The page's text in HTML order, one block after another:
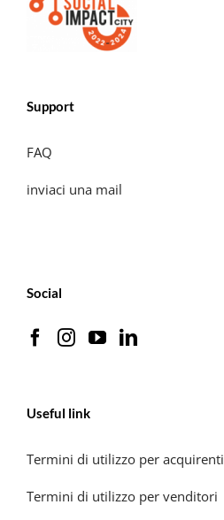
Support
FAQ
inviaci una mail
Social
Useful link
Termini di utilizzo per acquirenti
Termini di utilizzo per venditori